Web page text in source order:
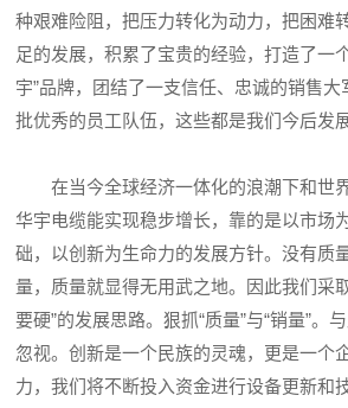
种艰难险阻，把压力转化为动力，把困难
足的发展，积累了宝贵的经验，打造了一
宇”品牌，团结了一支信任、忠诚的销售
批优秀的员工队伍，这些都是我们今后发
在当今全球经济一体化的浪潮下和世
华宇电缆能实现稳步增长，靠的是以市场
础，以创新为生命力的发展方针。没有质
量，质量就显得无用武之地。因此我们采
要硬”的发展思路。狠抓“质量”与“销量”。
忽视。创新是一个民族的灵魂，更是一个
力，我们将不断投入资金进行设备更新和